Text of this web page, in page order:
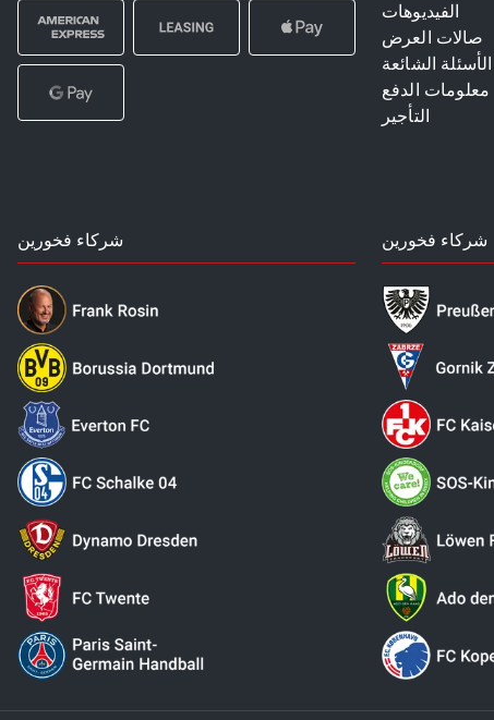
الفيديوهات
صالات العرض
الأسئلة الشائعة
معلومات الدفع
التأجير
شركاء فخورين شركاء فخورين